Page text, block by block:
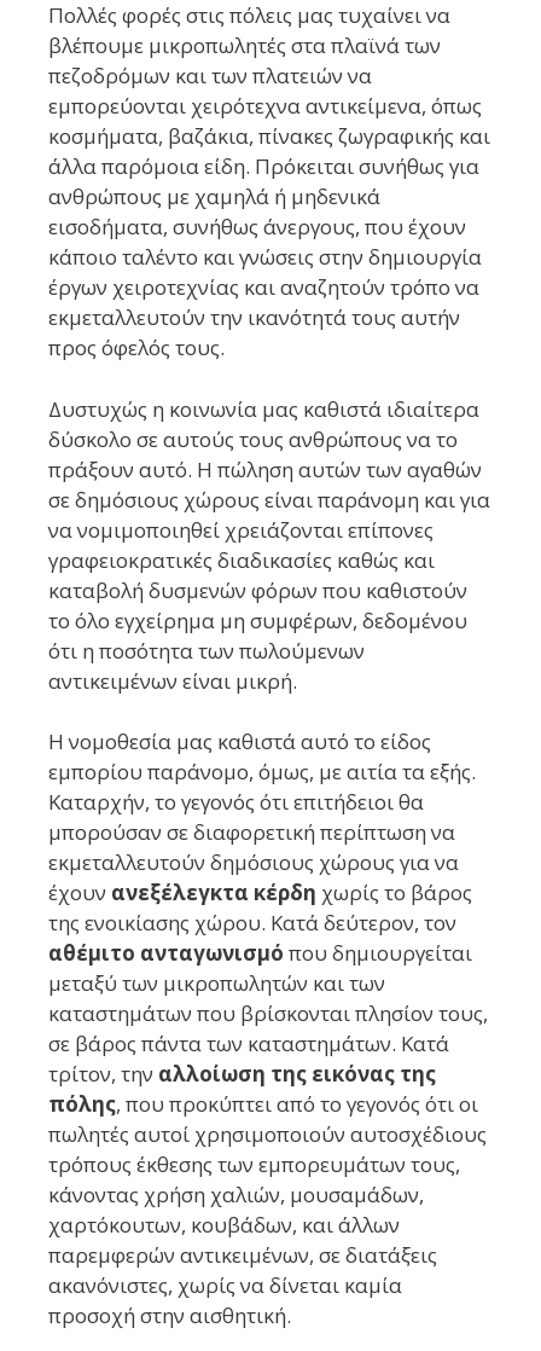
Πολλές φορές στις πόλεις μας τυχαίνει να
βλέπουμε μικροπωλητές στα πλαϊνά των
πεζοδρόμων και των πλατειών να
εμπορεύονται χειρότεχνα αντικείμενα, όπως
κοσμήματα, βαζάκια, πίνακες ζωγραφικής και
άλλα παρόμοια είδη. Πρόκειται συνήθως για
ανθρώπους με χαμηλά ή μηδενικά
εισοδήματα, συνήθως άνεργους, που έχουν
κάποιο ταλέντο και γνώσεις στην δημιουργία
έργων χειροτεχνίας και αναζητούν τρόπο να
εκμεταλλευτούν την ικανότητά τους αυτήν
προς όφελός τους.
Δυστυχώς η κοινωνία μας καθιστά ιδιαίτερα
δύσκολο σε αυτούς τους ανθρώπους να το
πράξουν αυτό. Η πώληση αυτών των αγαθών
σε δημόσιους χώρους είναι παράνομη και για
να νομιμοποιηθεί χρειάζονται επίπονες
γραφειοκρατικές διαδικασίες καθώς και
καταβολή δυσμενών φόρων που καθιστούν
το όλο εγχείρημα μη συμφέρων, δεδομένου
ότι η ποσότητα των πωλούμενων
αντικειμένων είναι μικρή.
Η νομοθεσία μας καθιστά αυτό το είδος
εμπορίου παράνομο, όμως, με αιτία τα εξής.
Καταρχήν, το γεγονός ότι επιτήδειοι θα
μπορούσαν σε διαφορετική περίπτωση να
εκμεταλλευτούν δημόσιους χώρους για να
έχουν ανεξέλεγκτα κέρδη χωρίς το βάρος
της ενοικίασης χώρου. Κατά δεύτερον, τον
αθέμιτο ανταγωνισμό που δημιουργείται
μεταξύ των μικροπωλητών και των
καταστημάτων που βρίσκονται πλησίον τους,
σε βάρος πάντα των καταστημάτων. Κατά
τρίτον, την αλλοίωση της εικόνας της
πόλης, που προκύπτει από το γεγονός ότι οι
πωλητές αυτοί χρησιμοποιούν αυτοσχέδιους
τρόπους έκθεσης των εμπορευμάτων τους,
κάνοντας χρήση χαλιών, μουσαμάδων,
χαρτόκουτων, κουβάδων, και άλλων
παρεμφερών αντικειμένων, σε διατάξεις
ακανόνιστες, χωρίς να δίνεται καμία
προσοχή στην αισθητική.